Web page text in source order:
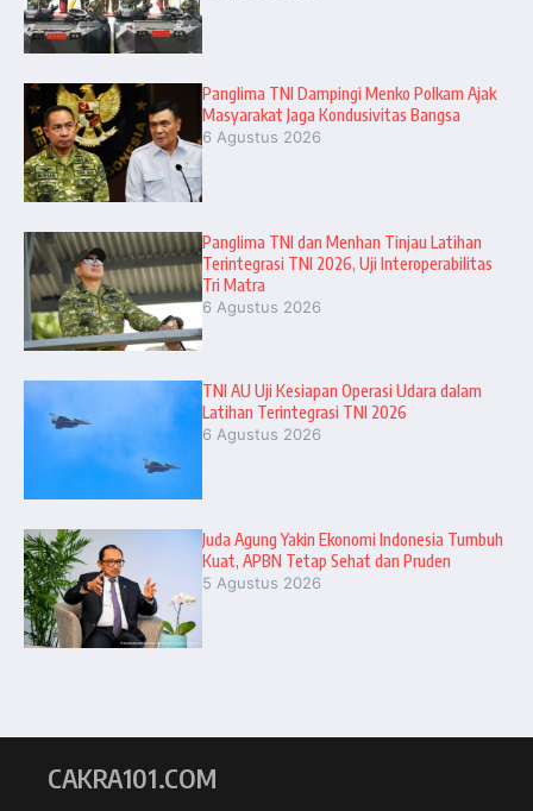
Panglima TNI Dampingi Menko Polkam Ajak
Masyarakat Jaga Kondusivitas Bangsa
6 Agustus 2026
Panglima TNI dan Menhan Tinjau Latihan
Terintegrasi TNI 2026, Uji Interoperabilitas
Tri Matra
6 Agustus 2026
TNI AU Uji Kesiapan Operasi Udara dalam
Latihan Terintegrasi TNI 2026
6 Agustus 2026
Juda Agung Yakin Ekonomi Indonesia Tumbuh
Kuat, APBN Tetap Sehat dan Pruden
5 Agustus 2026
CAKRA101.COM